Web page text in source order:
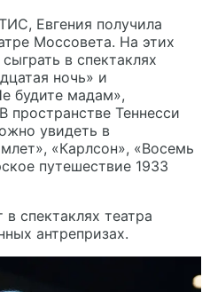
Евгения получила
Моссовета. На этих
в спектаклях
ночь» и
будите мадам»,
пространстве Теннесси
увидеть в
«Карлсон», «Восемь
путешествие 1933
спектаклях театра
антрепризах.